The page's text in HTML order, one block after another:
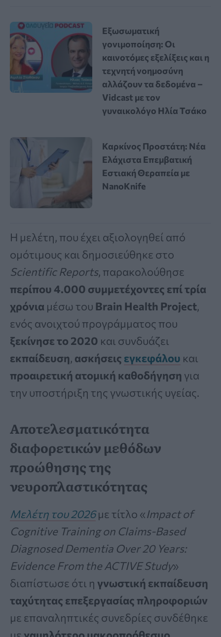
Εξωσωματική
γονιμοποίηση: Οι
καινοτόμες εξελίξεις και η
τεχνητή νοημοσύνη
αλλάζουν τα δεδομένα –
Vidcast με τον
γυναικολόγο Ηλία Τσάκο
Καρκίνος Προστάτη: Νέα
Ελάχιστα Επεμβατική
Εστιακή Θεραπεία με
NanoKnife
Η μελέτη, που έχει αξιολογηθεί από
ομότιμους και δημοσιεύθηκε στο
Scientific Reports, παρακολούθησε
περίπου 4.000 συμμετέχοντες επί τρία
χρόνια μέσω του Brain Health Project,
ενός ανοιχτού προγράμματος που
ξεκίνησε το 2020 και συνδυάζει
εκπαίδευση, ασκήσεις εγκεφάλου και
προαιρετική ατομική καθοδήγηση για
την υποστήριξη της γνωστικής υγείας.
Αποτελεσματικότητα
διαφορετικών μεθόδων
προώθησης της
νευροπλαστικότητας
Μελέτη του 2026με τίτλο «Impact of
Cognitive Training on Claims-Based
Diagnosed Dementia Over 20 Years:
Evidence From the ACTIVE Study»
διαπίστωσε ότι η γνωστική εκπαίδευση
ταχύτητας επεξεργασίας πληροφοριών
με επαναληπτικές συνεδρίες συνδέθηκε